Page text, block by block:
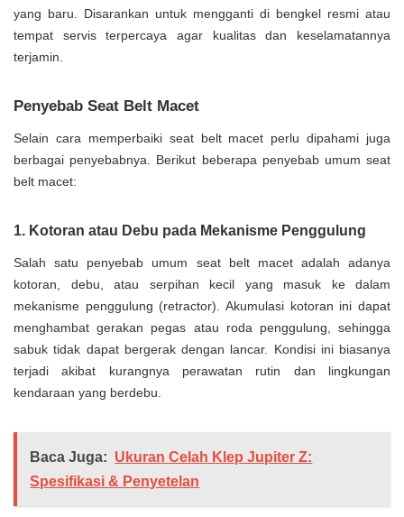
yang baru. Disarankan untuk mengganti di bengkel resmi atau
tempat servis terpercaya agar kualitas dan keselamatannya
terjamin.
Penyebab Seat Belt Macet
Selain cara memperbaiki seat belt macet perlu dipahami juga
berbagai penyebabnya. Berikut beberapa penyebab umum seat
belt macet:
1. Kotoran atau Debu pada Mekanisme Penggulung
Salah satu penyebab umum seat belt macet adalah adanya
kotoran, debu, atau serpihan kecil yang masuk ke dalam
mekanisme penggulung (retractor). Akumulasi kotoran ini dapat
menghambat gerakan pegas atau roda penggulung, sehingga
sabuk tidak dapat bergerak dengan lancar. Kondisi ini biasanya
terjadi akibat kurangnya perawatan rutin dan lingkungan
kendaraan yang berdebu.
Baca Juga: Ukuran Celah Klep Jupiter Z:
Spesifikasi & Penyetelan